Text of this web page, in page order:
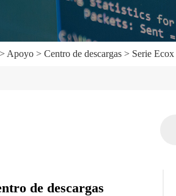
> Apoyo > Centro de descargas > Serie Ecox
de descargas